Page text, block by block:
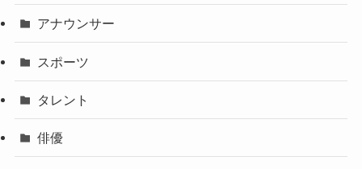
アナウンサー
スポーツ
タレント
俳優